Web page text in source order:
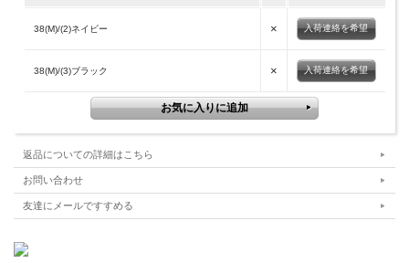
38(M)/(2)ネイビー × 入荷連絡を希望
38(M)/(3)ブラック × 入荷連絡を希望
返品についての詳細はこちら
お問い合わせ
友達にメールですすめる